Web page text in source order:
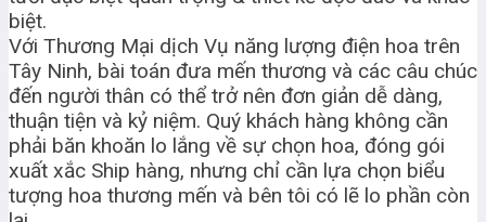
biệt.
Với Thương Mại dịch Vụ năng lượng điện hoa trên
Tây Ninh, bài toán đưa mến thương và các câu chúc
đến người thân có thể trở nên đơn giản dễ dàng,
thuận tiện và kỷ niệm. Quý khách hàng không cần
phải băn khoăn lo lắng về sự chọn hoa, đóng gói
xuất xắc Ship hàng, nhưng chỉ cần lựa chọn biểu
tượng hoa thương mến và bên tôi có lẽ lo phần còn